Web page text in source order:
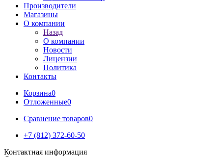
Производители
Магазины
О компании
Назад
О компании
Новости
Лицензии
Политика
Контакты
Корзина0
Отложенные0
Сравнение товаров0
+7 (812) 372-60-50
Контактная информация